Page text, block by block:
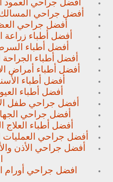
أفضل جراحي المسالك
أفضل جراحي
أفضل أطباء زراعة
أفضل أطباء
أفضل أطباء الجراحة
أفضل أطباء أمراض
أفضل أطباء
أفضل أطباء
أفضل جراحي طفل
أفضل جراحي
أفضل أطباء العلاج
أفضل جراحي العمليات
أفضل جراحي الأذن
افضل جراحي أورام